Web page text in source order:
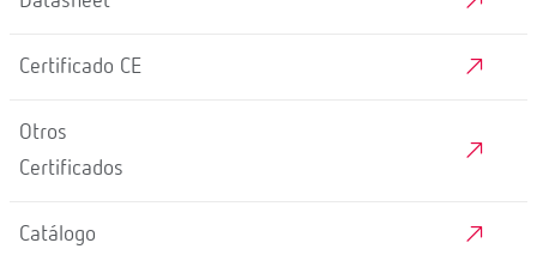
Certificado CE
Otros
Certificados
Catálogo